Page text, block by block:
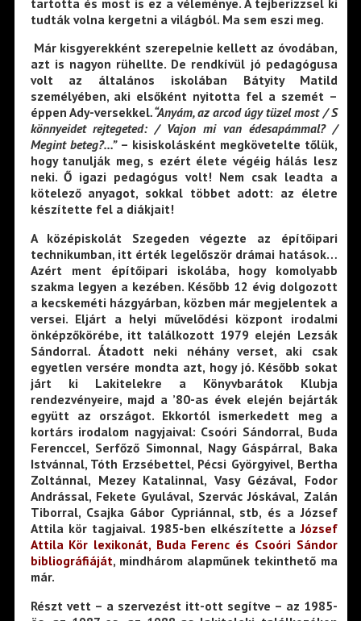
tudták volna kergetni a világból. Ma sem eszi meg.
Már kisgyerekként szerepelnie kellett az óvodában,
azt is nagyon rühellte. De rendkívül jó pedagógusa
volt az általános iskolában Bátyity Matild
személyében, aki elsőként nyitotta fel a szemét –
éppen Ady-versekkel.“Anyám, az arcod úgy tüzel most / S
könnyeidet rejtegeted: / Vajon mi van édesapámmal? /
Megint beteg?…”– kisiskolásként megkövetelte tőlük,
hogy tanulják meg, s ezért élete végéig hálás lesz
neki. Ő igazi pedagógus volt! Nem csak leadta a
kötelező anyagot, sokkal többet adott: az életre
készítette fel a diákjait!
A középiskolát Szegeden végezte az építőipari
technikumban, itt érték legelőször drámai hatások…
Azért ment építőipari iskolába, hogy komolyabb
szakma legyen a kezében. Később 12 évig dolgozott
a kecskeméti házgyárban, közben már megjelentek a
versei. Eljárt a helyi művelődési központ irodalmi
önképzőkörébe, itt találkozott 1979 elején Lezsák
Sándorral. Átadott neki néhány verset, aki csak
egyetlen versére mondta azt, hogy jó. Később sokat
járt ki Lakitelekre a Könyvbarátok Klubja
rendezvényeire, majd a ’80-as évek elején bejárták
együtt az országot. Ekkortól ismerkedett meg a
kortárs irodalom nagyjaival: Csoóri Sándorral, Buda
Ferenccel, Serfőző Simonnal, Nagy Gáspárral, Baka
Istvánnal, Tóth Erzsébettel, Pécsi Györgyivel, Bertha
Zoltánnal, Mezey Katalinnal, Vasy Gézával, Fodor
Andrással, Fekete Gyulával, Szervác Jóskával, Zalán
Tiborral, Csajka Gábor Cypriánnal, stb, és a József
Attila kör tagjaival. 1985-ben elkészítette aJózsef
Attila Kör lexikonát, Buda Ferenc és Csoóri Sándor
bibliográfiáját, mindhárom alapműnek tekinthető ma
már.
Részt vett – a szervezést itt-ott segítve – az 1985-